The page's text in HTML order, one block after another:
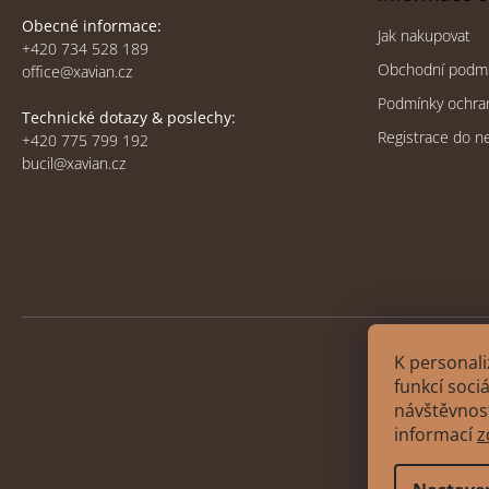
K
funkcí
informací
Obecné informace:
+420 734 528 189
office@xavian.cz
Technické dotazy & poslechy:
+420 775 799 192
bucil@xavian.cz
Jak nakupovat
Obchodní
Podmínky
Registrace do